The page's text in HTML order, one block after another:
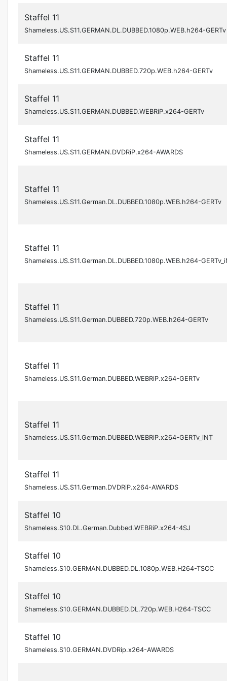
Staffel 11
Shameless.US.S11.GERMAN.DL.DUBBED.1080p.WEB.h264-GERTv
Staffel 11
Shameless.US.S11.GERMAN.DUBBED.720p.WEB.h264-GERTv
Staffel 11
Shameless.US.S11.GERMAN.DUBBED.WEBRiP.x264-GERTv
Staffel 11
Shameless.US.S11.GERMAN.DVDRiP.x264-AWARDS
Staffel 11
Shameless.US.S11.German.DL.DUBBED.1080p.WEB.h264-GERTv
Staffel 11
Shameless.US.S11.German.DL.DUBBED.1080p.WEB.h264-
Staffel 11
Shameless.US.S11.German.DUBBED.720p.WEB.h264-GERTv
Staffel 11
Shameless.US.S11.German.DUBBED.WEBRiP.x264-GERTv
Staffel 11
Shameless.US.S11.German.DUBBED.WEBRiP.x264-GERTv_iNT
Staffel 11
Shameless.US.S11.German.DVDRiP.x264-AWARDS
Staffel 10
Shameless.S10.DL.German.Dubbed.WEBRiP.x264-4SJ
Staffel 10
Shameless.S10.GERMAN.DUBBED.DL.1080p.WEB.H264-TSCC
Staffel 10
Shameless.S10.GERMAN.DUBBED.DL.720p.WEB.H264-TSCC
Staffel 10
Shameless.S10.GERMAN.DVDRip.x264-AWARDS